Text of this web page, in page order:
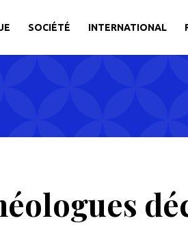
SOCIÉTÉ INTERNATIONAL